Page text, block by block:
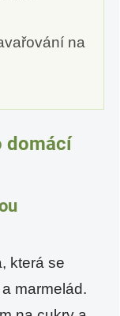
na
domácí
která se
marmelád.